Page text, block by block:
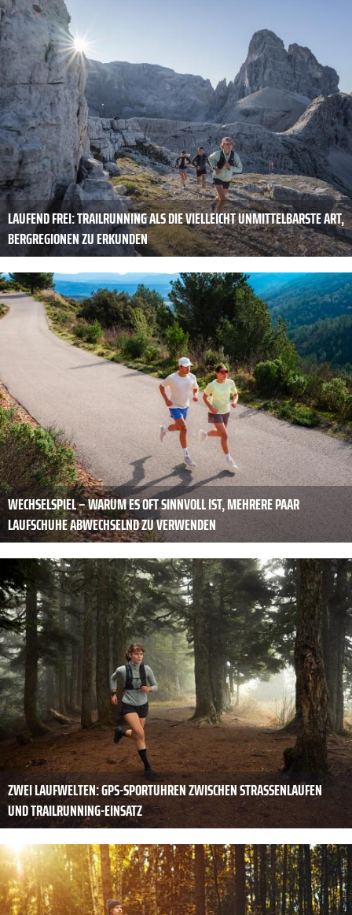
LAUFEND FREI: TRAILRUNNING ALS DIE VIELLEICHT UNMITTELBARSTE ART,
BERGREGIONEN ZU ERKUNDEN
WECHSELSPIEL – WARUM ES OFT SINNVOLL IST, MEHRERE PAAR
LAUFSCHUHE ABWECHSELND ZU VERWENDEN
ZWEI LAUFWELTEN: GPS-SPORTUHREN ZWISCHEN STRASSENLAUFEN U
ND TRAILRUNNING-EINSATZ